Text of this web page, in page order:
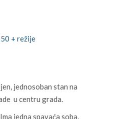
+ režije
jednosoban stan na
u centru grada.
jedna spavaća soba,